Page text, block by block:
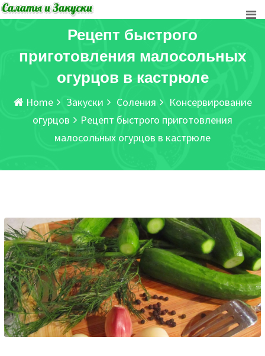
Рецепт быстрого
приготовления малосольных
огурцов в кастрюле
Home Закуски Соления
Консервирование
огурцов
Рецепт быстрого приготовления
малосольных огурцов в кастрюле